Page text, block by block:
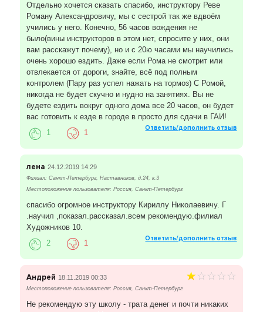
Отдельно хочется сказать спасибо, инструктору Реве
Роману Александровичу, мы с сестрой так же вдвоём
учились у него. Конечно, 56 часов вождения не
было(вины инструкторов в этом нет, спросите у них, они
вам расскажут почему), но и с 20ю часами мы научились
очень хорошо ездить. Даже если Рома не смотрит или
отвлекается от дороги, знайте, всё под полным
контролем (Пару раз успел нажать на тормоз) С Ромой,
никогда не будет скучно и нудно на занятиях. Вы не
будете ездить вокруг одного дома все 20 часов, он будет
вас готовить к езде в городе в просто для сдачи в ГАИ!
Ответить/дополнить отзыв
1 1
лена 24.12.2019 14:29
Филиал: Санкт-Петербург, Наставников, д.24, к.3
Местоположение пользователя: Россия, Санкт-Петербург
спасибо огромное инструктору Кириллу Николаевичу. Г
.научил ,показал.рассказал.всем рекомендую.филиал
Художников 10.
Ответить/дополнить отзыв
2 1
Андрей 18.11.2019 00:33
Местоположение пользователя: Россия, Санкт-Петербург
Не рекомендую эту школу - трата денег и почти никаких